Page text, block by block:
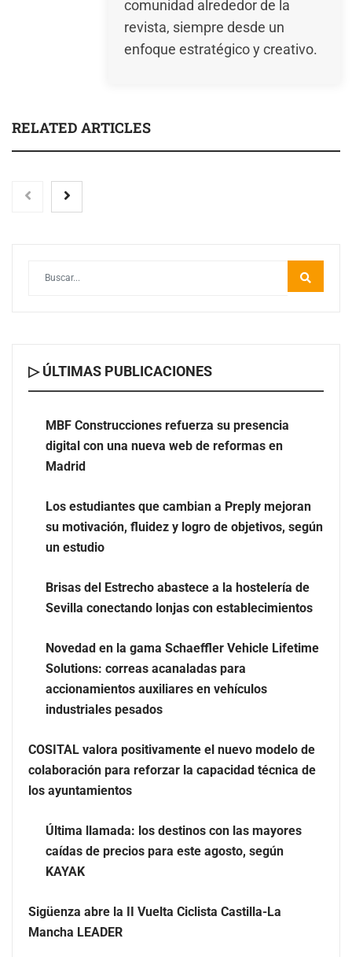
comunidad alrededor de la
revista, siempre desde un
enfoque estratégico y creativo.
RELATED ARTICLES
Cómo elegir una empresa especializada en steel frame
Ranking de despachos: los mejores abogados de
extranjería en Majadahonda
Tipos de suelos: parquet, tarima o laminado ¿Cuál
▷ ÚLTIMAS PUBLICACIONES
MBF Construcciones refuerza su presencia
digital con una nueva web de reformas en
Madrid
Los estudiantes que cambian a Preply mejoran
su motivación, fluidez y logro de objetivos, según
un estudio
Brisas del Estrecho abastece a la hostelería de
Sevilla conectando lonjas con establecimientos
Novedad en la gama Schaeffler Vehicle Lifetime
Solutions: correas acanaladas para
accionamientos auxiliares en vehículos
industriales pesados
COSITAL valora positivamente el nuevo modelo de
colaboración para reforzar la capacidad técnica de
los ayuntamientos
Última llamada: los destinos con las mayores
caídas de precios para este agosto, según
KAYAK
Sigüenza abre la II Vuelta Ciclista Castilla-La
Mancha LEADER